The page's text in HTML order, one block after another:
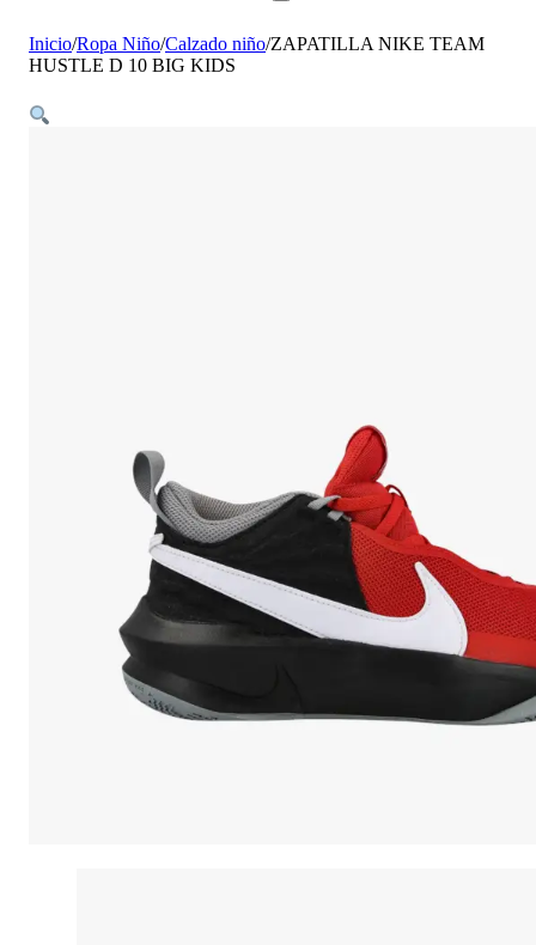
Inicio/Ropa Niño/Calzado niño/ZAPATILLA NIKE TEAM
HUSTLE D 10 BIG KIDS